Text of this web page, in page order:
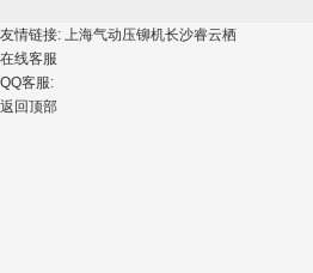
友情链接: 上海气动压铆机长沙睿云栖
在线客服
QQ客服:
返回顶部